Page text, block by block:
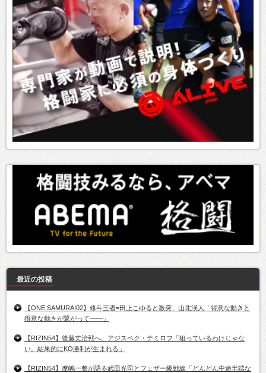
最近の投稿
【ONE SAMURAI02】修斗王者=田上こゆると激突、山北渓人「得意な動きと
得意な動きが繋がって――」
【RIZIN54】後藤丈治戦へ。アジスベク・テミロフ「狙っているわけじゃな
い。結果的にKO勝利が生まれる」
【RIZIN54】摩嶋一整が語る武田光司とフェザー級戦線「どんどん中途半端な